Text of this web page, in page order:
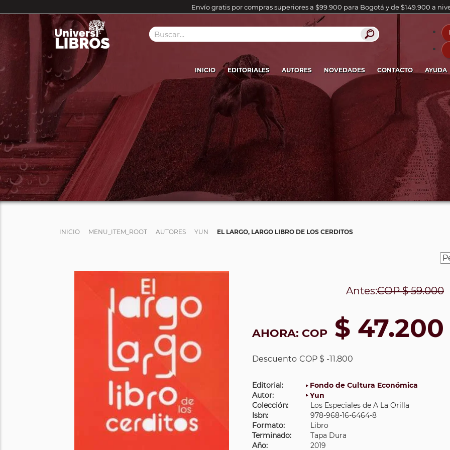
Envío gratis por compras superiores a $99.900 para Bogotá y de $149.900 a
INICIO EDITORIALES AUTORES NOVEDADES CONTACTO AYUDA
INICIO MENU_ITEM_ROOT AUTORES YUN EL LARGO, LARGO LIBRO DE LOS CERDITOS
Antes:COP$ 59.000
AHORA: COP $ 47.200
Descuento COP $ -11.800
Editorial:
Fondo de Cultura Económica
Autor:
Yun
Colección:
Los Especiales de A La Orilla
Isbn:
978-968-16-6464-8
Formato:
Libro
Terminado:
Tapa Dura
Año:
2019